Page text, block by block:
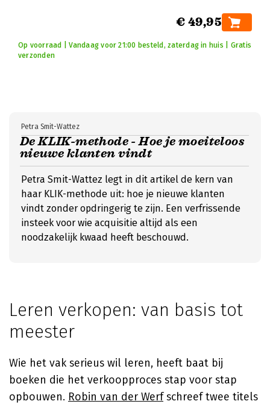
€ 49,95
Op voorraad | Vandaag voor 21:00 besteld, zaterdag in huis | Gratis
verzonden
De KLIK-methode - Hoe je moeiteloos
nieuwe klanten vindt
Petra Smit-Wattez
Petra Smit-Wattez legt in dit artikel de kern van
haar KLIK-methode uit: hoe je nieuwe klanten
vindt zonder opdringerig te zijn. Een verfrissende
insteek voor wie acquisitie altijd als een
noodzakelijk kwaad heeft beschouwd.
Leren verkopen: van basis tot
meester
Wie het vak serieus wil leren, heeft baat bij
boeken die het verkoopproces stap voor stap
opbouwen. Robin van der Werfschreef twee titels